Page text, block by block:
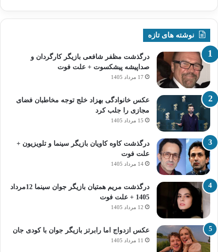
نوشته های تازه
درگذشت مظفر شافعی بازیگر کارگردان و
صداپیشه پیشکسوت + علت فوت
17 مرداد 1405
عکس خانوادگی بهزاد خلج توجه مخاطبان فضای
مجازی را جلب کرد
15 مرداد 1405
درگذشت کاوه کاویان بازیگر سینما و تلویزیون +
علت فوت
14 مرداد 1405
درگذشت مریم همتیان بازیگر جوان سینما 12مرداد
1405 + علت فوت
12 مرداد 1405
عکس ازدواج اما رابرتز بازیگر جوان با کودی جان
11 مرداد 1405